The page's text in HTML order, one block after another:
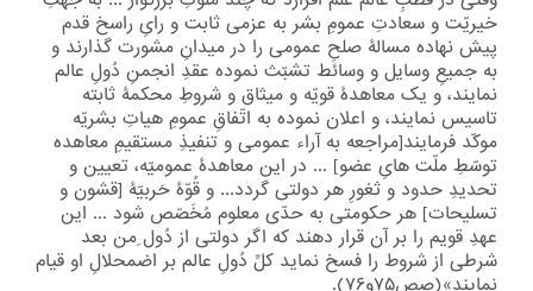
خیریّت و سعادتِ عمومِ بشر به عزمی ثابت و رایِ راسخ قدم
پیش نهاده مسالۀ صلحِ عمومی را در میدانِ مشورت گذارند و
به جمیعِ وسایل و وسائط تشبّث نموده عقدِ انجمنِ دُولِ عالم
نمایند، و یک معاهدۀ قویّه و میثاق و شروطِ محکمۀ ثابته
تاسیس نمایند، و اعلان نموده به اتّفاقِ عمومِ هیاتِ بشریّه
موکّد فرمایند[مراجعه به آراء عمومی و تنفیذِ مستقیمِ معاهده
توسّطِ ملّت هایِ عضو] ... در این معاهدۀ عمومیّه، تعیین و
تحدیدِ حدود و ثغورِ هر دولتی گردد... و قُوّۀ حَربیّۀ [قشون و
تسلیحات] هر حکومتی به حدّی معلوم مُخَصّص شود ... این
عهدِ قویم را بر آن قرار دهند که اگر دولتی از دُول ِمن بعد
شرطی از شروط را فسخ نماید کلِّ دُولِ عالم بر اضمحلالِ او قیام
نمایند»(صص۷۵و۷۶).